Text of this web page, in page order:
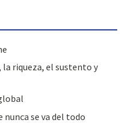
riqueza, el sustento y
se va del todo